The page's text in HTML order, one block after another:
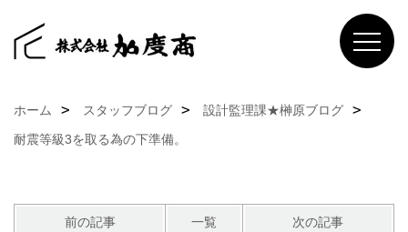
ホーム スタッフブログ
設計監理課★榊原ブログ
耐震等級3を取る為の下準備。
前の記事 一覧 次の記事